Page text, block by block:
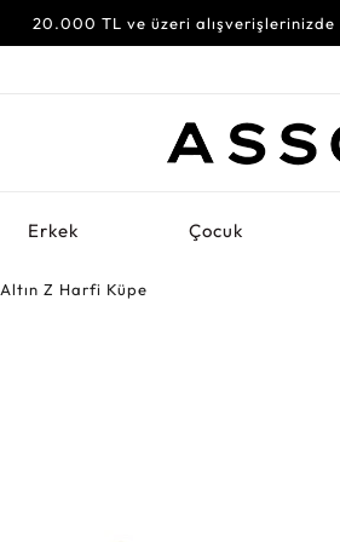
20.000 TL ve üzeri alışverişlerinizde
Erkek Çocuk
Altın Z Harfi Küpe